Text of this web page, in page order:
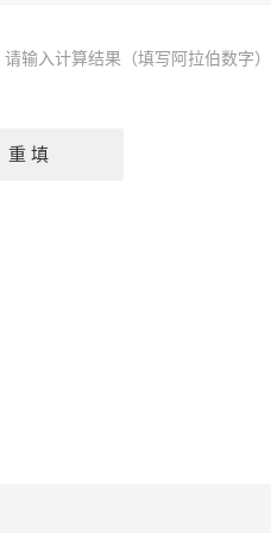
请输入计算结果（填写阿拉伯数字